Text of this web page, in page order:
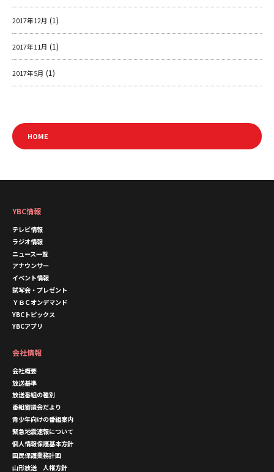
2017年12月 (1)
2017年11月 (1)
2017年5月 (1)
HOME
YBC情報
テレビ情報
ラジオ情報
ニュース一覧
アナウンサー
イベント情報
試写会・プレゼント
ＹＢＣオンデマンド
YBCトピックス
YBCアプリ
会社情報
会社概要
放送基準
放送番組の種別
番組審議会だより
青少年向けの番組案内
緊急地震速報について
個人情報保護基本方針
国民保護業務計画
山形放送 人権方針